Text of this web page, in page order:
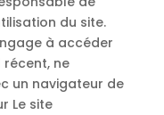
du site.
à accéder
ne
un navigateur de
Le site